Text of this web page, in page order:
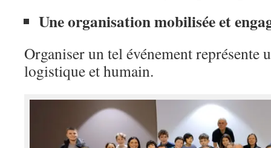
Une organisation mobilisée et
Organiser un tel événement représente
logistique et humain.